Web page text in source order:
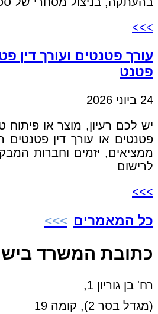
>>>
עורך פטנטים ועורך דין
פטנט
24 ביוני 2026
יש לכם רעיון, מוצר או פיתוח
פטנטים או עורך דין
ממציאים, יזמים וחברות
לרישום
>>>
כל המאמרים
כתובת המשרד
רח' בן גוריון 1,
(מגדל בסר 2), קומה 19